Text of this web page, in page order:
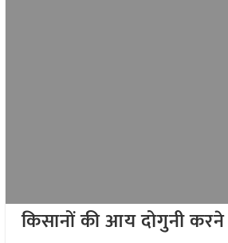
किसानों की आय दोगुनी करने